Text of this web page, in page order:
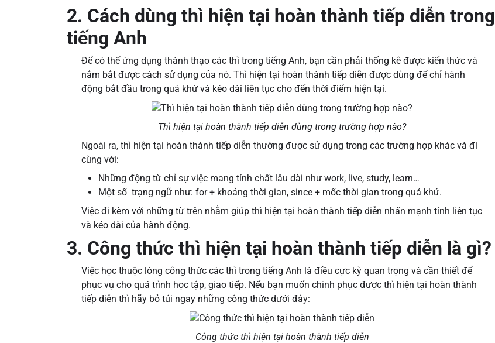
2. Cách dùng thì hiện tại hoàn thành tiếp diễn trong
tiếng Anh
Để có thể ứng dụng thành thạo các thì trong tiếng Anh, bạn cần phải thống kê được kiến thức và
nắm bắt được cách sử dụng của nó. Thì hiện tại hoàn thành tiếp diễn được dùng để chỉ hành
động bắt đầu trong quá khứ và kéo dài liên tục cho đến thời điểm hiện tại.
Thì hiện tại hoàn thành tiếp diễn dùng trong trường hợp nào?
Ngoài ra, thì hiện tại hoàn thành tiếp diễn thường được sử dụng trong các trường hợp khác và đi
cùng với:
Những động từ chỉ sự việc mang tính chất lâu dài như work, live, study, learn…
Một số trạng ngữ như: for + khoảng thời gian, since + mốc thời gian trong quá khứ.
Việc đi kèm với những từ trên nhằm giúp thì hiện tại hoàn thành tiếp diễn nhấn mạnh tính liên tục
và kéo dài của hành động.
3. Công thức thì hiện tại hoàn thành tiếp diễn là gì?
Việc học thuộc lòng công thức các thì trong tiếng Anh là điều cực kỳ quan trọng và cần thiết để
phục vụ cho quá trình học tập, giao tiếp. Nếu bạn muốn chinh phục được thì hiện tại hoàn thành
tiếp diễn thì hãy bỏ túi ngay những công thức dưới đây:
Công thức thì hiện tại hoàn thành tiếp diễn